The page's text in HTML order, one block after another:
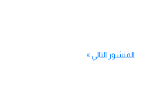
المنشور التالي »